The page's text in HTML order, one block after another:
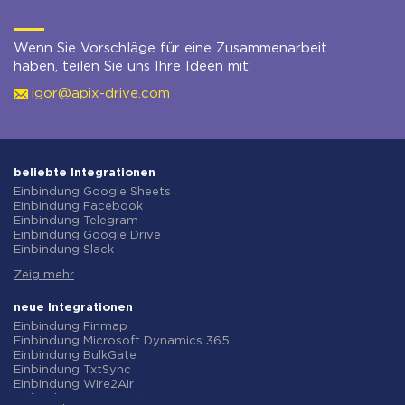
Wenn Sie Vorschläge für eine Zusammenarbeit
haben, teilen Sie uns Ihre Ideen mit:
igor@apix-drive.com
beliebte Integrationen
Einbindung Google Sheets
Einbindung Facebook
Einbindung Telegram
Einbindung Google Drive
Einbindung Slack
Einbindung Gmail
Einbindung ClickUp
Einbindung Airtable
Einbindung Google Contacts
Einbindung OpenAI (ChatGPT)
Einbindung Instagram
Einbindung ActiveCampaign
Einbindung Typeform
Zeig mehr
neue Integrationen
Einbindung Finmap
Einbindung Microsoft Dynamics 365
Einbindung BulkGate
Einbindung TxtSync
Einbindung Wire2Air